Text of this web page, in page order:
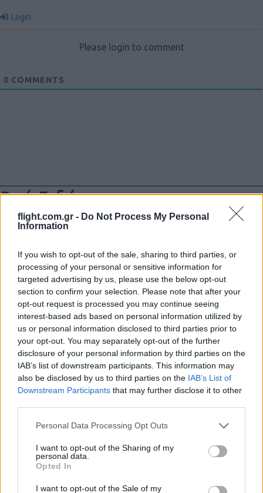
flight.com.gr - Do Not Process My Personal
Information
If you wish to opt-out of the sale, sharing to third parties, or
processing of your personal or sensitive information for
targeted advertising by us, please use the below opt-out
section to confirm your selection. Please note that after your
opt-out request is processed you may continue seeing
interest-based ads based on personal information utilized by
us or personal information disclosed to third parties prior to
your opt-out. You may separately opt-out of the further
disclosure of your personal information by third parties on the
IAB’s list of downstream participants. This information may
also be disclosed by us to third parties on the IAB’s List of
Downstream Participants that may further disclose it to other
Please note that this website/app uses one or more Google
not limited to your visit or usage behaviour. You may click to
grant or deny consent to Google and its third-party tags to
use your data for below specified purposes in below Google
consent section.
Personal Data Processing Opt Outs
I want to opt-out of the Sharing of my
personal data.
Opted In
I want to opt-out of the Sale of my
Ροή Ειδήσεων
Γαλλία-Ινδία: Τελική πρόταση για τη
διακρατική συμφωνία των 114 Rafale
17:10
Ο Πούτιν κάνει ανασχηματισμό των
Στρατηγών του λόγω Ουκρανίας
ΣΑΝ ΣΗΜΕΡΑ – 7 Αυγούστου 322 π.Χ. :
Μάχη της Κραννώνας
Login
Please login to comment
0 COMMENTS